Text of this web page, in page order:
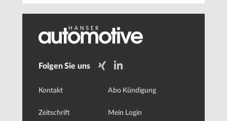
Folgen Sie uns
Kontakt
Zeitschrift
Abo Kündigung
Mein Login